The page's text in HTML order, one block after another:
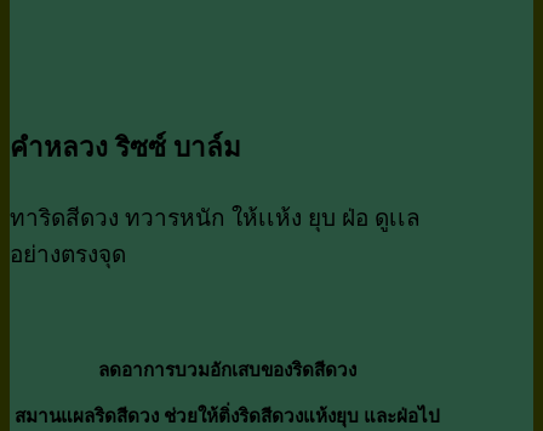
คำหลวง ริซซ์ บาล์ม
ทาริดสีดวง ทวารหนัก ให้เเห้ง ยุบ ฝ่อ ดูเเล
อย่างตรงจุด
ลดอาการบวมอักเสบของริดสีดวง
สมานแผลริดสีดวง ช่วยให้ติ่งริดสีดวงแห้งยุบ และฝ่อไป